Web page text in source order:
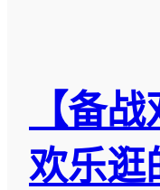
【备
欢乐逛